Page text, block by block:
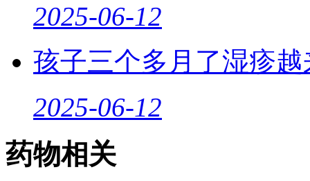
2025-06-12
孩子三个多月了湿疹
2025-06-12
药物相关